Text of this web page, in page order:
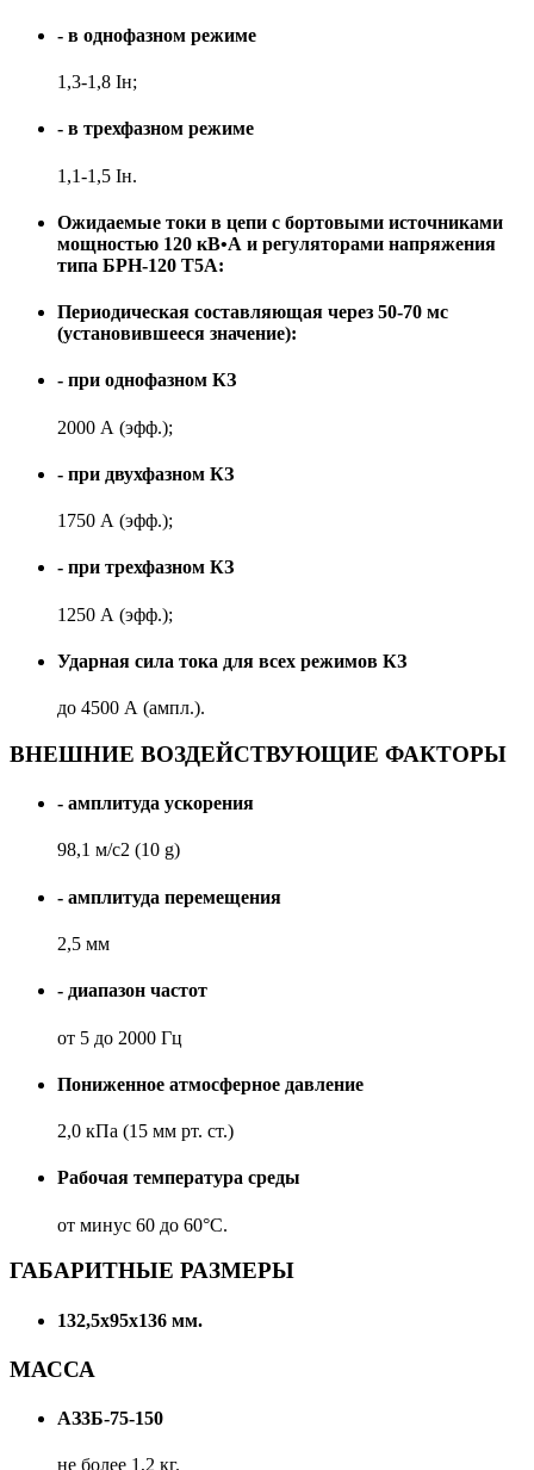
- в однофазном режиме
1,3-1,8 Iн;
- в трехфазном режиме
1,1-1,5 Iн.
Ожидаемые токи в цепи с бортовыми источниками
мощностью 120 кВ•А и регуляторами напряжения
типа БРН-120 Т5А:
Периодическая составляющая через 50-70 мс
(установившееся значение):
- при однофазном КЗ
2000 А (эфф.);
- при двухфазном КЗ
1750 А (эфф.);
- при трехфазном КЗ
1250 А (эфф.);
Ударная сила тока для всех режимов КЗ
до 4500 А (ампл.).
ВНЕШНИЕ ВОЗДЕЙСТВУЮЩИЕ ФАКТОРЫ
- амплитуда ускорения
98,1 м/с2 (10 g)
- амплитуда перемещения
2,5 мм
- диапазон частот
от 5 до 2000 Гц
Пониженное атмосферное давление
2,0 кПа (15 мм рт. ст.)
Рабочая температура среды
от минус 60 до 60°С.
ГАБАРИТНЫЕ РАЗМЕРЫ
132,5х95х136 мм.
МАССА
АЗ3Б-75-150
не более 1,2 кг.